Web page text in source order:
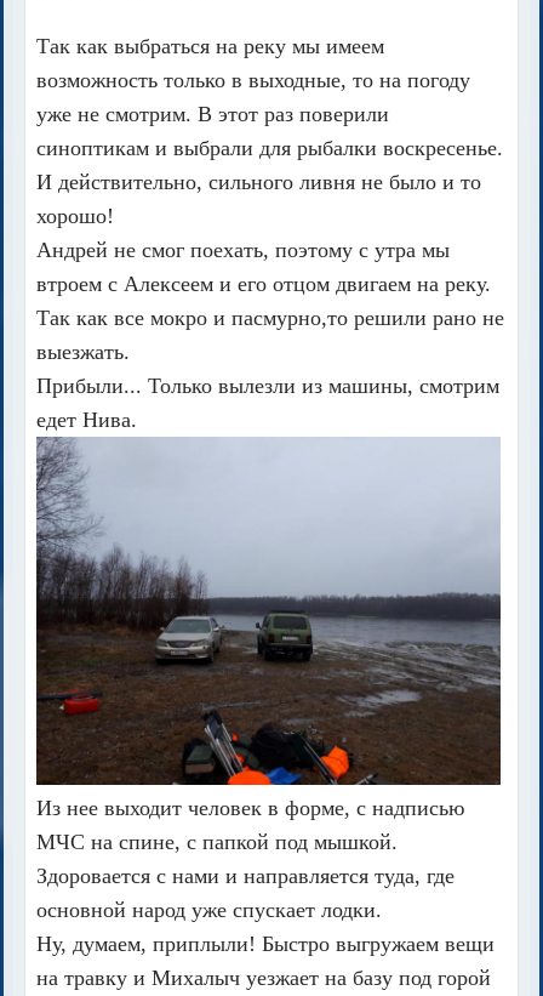
Так как выбраться на реку мы имеем
возможность только в выходные, то на погоду
уже не смотрим. В этот раз поверили
синоптикам и выбрали для рыбалки воскресенье.
И действительно, сильного ливня не было и то
хорошо!
Андрей не смог поехать, поэтому с утра мы
втроем с Алексеем и его отцом двигаем на реку.
Так как все мокро и пасмурно,то решили рано не
выезжать.
Прибыли... Только вылезли из машины, смотрим
едет Нива.
Из нее выходит человек в форме, с надписью
МЧС на спине, с папкой под мышкой.
Здоровается с нами и направляется туда, где
основной народ уже спускает лодки.
Ну, думаем, приплыли! Быстро выгружаем вещи
на травку и Михалыч уезжает на базу под горой